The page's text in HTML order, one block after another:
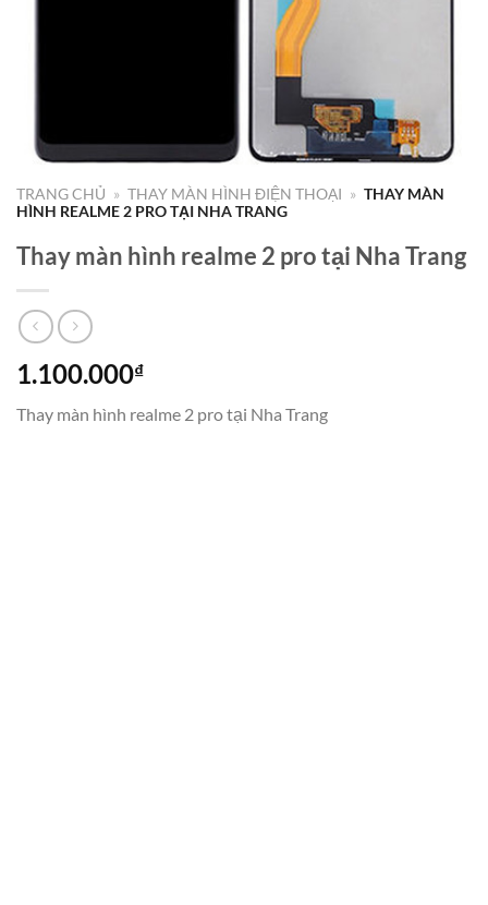
TRANG CHỦ » THAY MÀN HÌNH ĐIỆN THOẠI » THAY MÀN
HÌNH REALME 2 PRO TẠI NHA TRANG
Thay màn hình realme 2 pro tại Nha Trang
1.100.000₫
Thay màn hình realme 2 pro tại Nha Trang